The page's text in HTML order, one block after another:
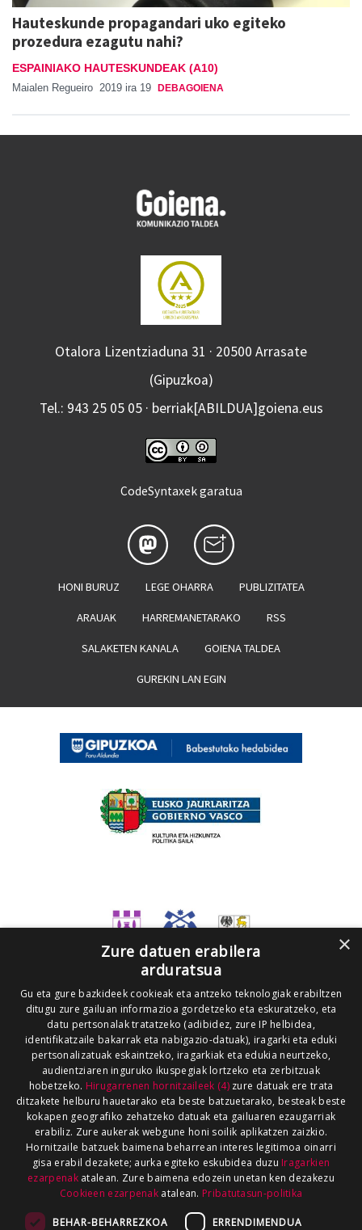
Hauteskunde propagandari uko egiteko
prozedura ezagutu nahi?
ESPAINIAKO HAUTESKUNDEAK (A10)
Maialen Regueiro 2019 ira 19 DEBAGOIENA
Otalora Lizentziaduna 31 · 20500 Arrasate
(Gipuzkoa)
Tel.: 943 25 05 05 · berriak[ABILDUA]goiena.eus
CodeSyntaxek garatua
HONI BURUZ LEGE OHARRA PUBLIZITATEA
ARAUAK HARREMANETARAKO RSS
SALAKETEN KANALA GOIENA TALDEA
GUREKIN LAN EGIN
×
Zure datuen erabilera
arduratsua
Gu eta gure bazkideek cookieak eta antzeko teknologiak erabiltzen
ditugu zure gailuan informazioa gordetzeko eta eskuratzeko, eta
datu pertsonalak tratatzeko (adibidez, zure IP helbidea,
identifikatzaile bakarrak eta nabigazio-datuak), iragarki eta eduki
pertsonalizatuak eskaintzeko, iragarkiak eta edukia neurtzeko,
audientziaren inguruko ikuspegiak lortzeko eta zerbitzuak
hobetzeko. Hirugarrenen hornitzaileek (4)zure datuak ere trata
ditzakete helburu hauetarako eta beste batzuetarako, besteak beste
kokapen geografiko zehatzeko datuak eta gailuaren ezaugarriak
erabiliz. Zure aukerak webgune honi soilik aplikatzen zaizkio.
Hornitzaile batzuek baimena beharrean interes legitimoa oinarri
gisa erabil dezakete; aurka egiteko eskubidea duzu Iragarkien
ezarpenakatalean. Zure baimena edozein unetan ken dezakezu
Cookieen ezarpenak atalean. Pribatutasun-politika
BEHAR-BEHARREZKOA ERRENDIMENDUA